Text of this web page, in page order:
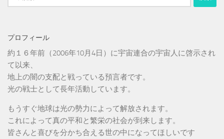
索:
プロフィール
約１６年前（2006年10月4日）に宇宙連合の宇宙人に啓示され
て以来、
地上の闇の支配と戦っている預言者です。
光の戦士として長年活動しています。
もうすぐ地球は光の勢力によって解放されます。
これによって真の平和と繁栄の社会が到来します。
皆さんと喜びを分かち合える世の中になってほしいです